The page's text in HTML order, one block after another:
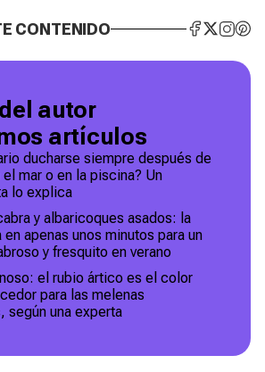
CONTENIDO
autor
artículos
ducharse siempre después de
el mar o en la piscina? Un
lo explica
y albaricoques asados: la
apenas unos minutos para un
y fresquito en verano
el rubio ártico es el color
para las melenas
según una experta